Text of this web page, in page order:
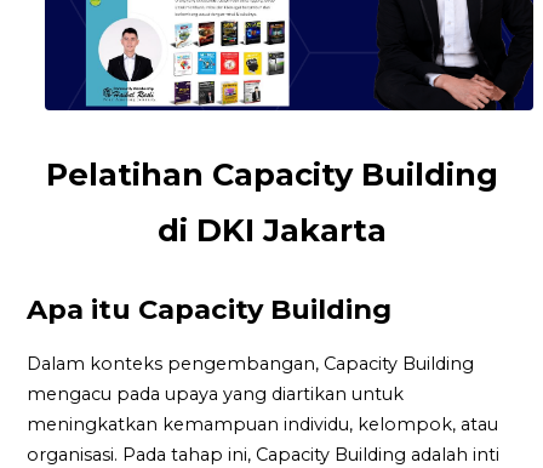
Pelatihan Capacity Building
di DKI Jakarta
Apa itu Capacity Building
Dalam konteks pengembangan, Capacity Building
mengacu pada upaya yang diartikan untuk
meningkatkan kemampuan individu, kelompok, atau
organisasi. Pada tahap ini, Capacity Building adalah inti